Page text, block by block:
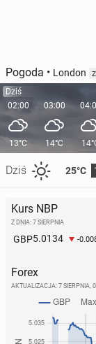
Pogoda • London
Dziś
02:00
13°C
Dziś 25°C
03:00
14°C
Kurs NBP
Z DNIA: 7 SIERPNIA
GBP5.0134 -
Forex
AKTUALIZACJA: 7 SIERPNIA,